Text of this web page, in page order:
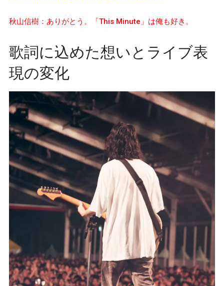
秋山信樹：ありがとう。「This Minute」は俺も好き。
歌詞に込めた想いとライブ表
現の変化